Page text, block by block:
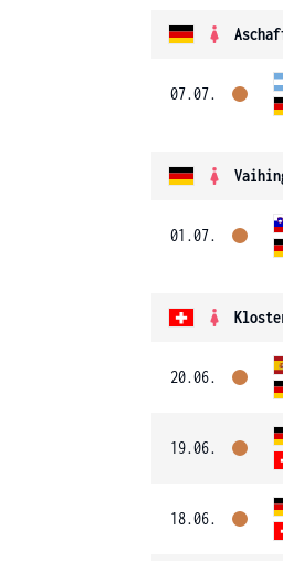
07.07.
01.07.
20.06.
19.06.
18.06.